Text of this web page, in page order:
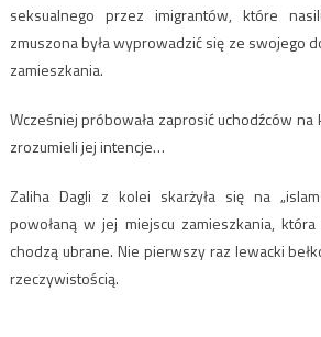
seksualnego przez imigrantów, które
zmuszona była wyprowadzić się ze swojego
zamieszkania.
Wcześniej próbowała zaprosić uchodźców na
zrozumieli jej intencje…
Zaliha Dagli z kolei skarżyła się na
powołaną w jej miejscu zamieszkania,
chodzą ubrane. Nie pierwszy raz lewacki
rzeczywistością.